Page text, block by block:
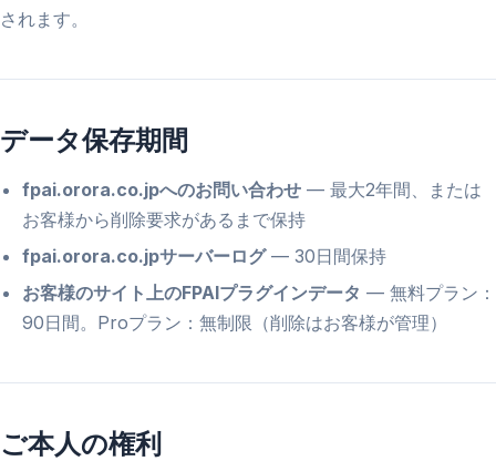
されます。
データ保存期間
fpai.orora.co.jpへのお問い合わせ — 最大2年間、または
お客様から削除要求があるまで保持
fpai.orora.co.jpサーバーログ— 30日間保持
お客様のサイト上のFPAIプラグインデータ — 無料プラン：
90日間。Proプラン：無制限（削除はお客様が管理）
ご本人の権利